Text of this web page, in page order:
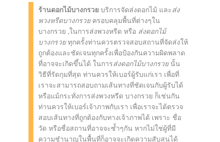
ร้านดอกไม้บางกรวย บริการจัดส่งดอกไม้ และ ส่ง
พวงหรีดบางกรวยครอบคลุมพื้นที่ต่างๆใน
บางกรวย ,ในการส่งพวงหรีด หรือ ส่งดอกไม้
บางกรวยทุกครั้งท่านควรตรวจสอบสถานที่จัดส่งให้
ถูกต้องและชัดเจนทุกครั้งเพื่อป้องกันความผิดพลาด
ที่อาจจะเกิดขึ้นได้ ในการส่งดอกไม้บางกรวยนั้น
วิธีที่รัดกุมที่สุด ท่านควรให้เบอร์ผู้รับแก่เรา เพื่อที่
เราจะสามารถสอบถามเส้นทางที่ชัดเจนกับผู้รับได้
หรือแม้กระทั่งการส่งพวงหรีด บางกรวย ก็เช่นกัน
ท่านควรให้เบอร์เจ้าภาพกับเรา เพื่อเราจะได้ตรวจ
สอบเส้นทางที่ถูกต้องกับทางเจ้าภาพได้ เพราะ ชื่อ
วัด หรือชื่อสถานที่อาจจะซ้ำๆกัน หากไม่ใช่ผู้ที่มี
ความชำนาญในพื้นที่ก็อาจจะเกิดความสับสนได้